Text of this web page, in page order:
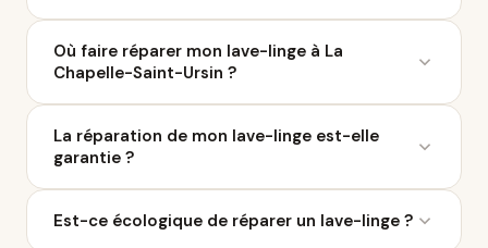
entre 50 et 200 € selon la panne. À La Chapelle-
Saint-Ursin, 11 réparateurs sont référencés sur Ça
Repart. Avec le Bonus Réparation, vous économisez
jusqu'à 0 € chez un professionnel labellisé
QualiRépar.
Où faire réparer mon lave-linge à La
Chapelle-Saint-Ursin ?
Chapelle-Saint-Ursin et dans un rayon de 10 km.
Parcourez la liste ci-dessus pour comparer les avis
Google, les labels QualiRépar, et contacter le
professionnel le plus proche.
La réparation de mon lave-linge est-elle
garantie ?
minimum 3 mois de garantie pièces et main-
Est-ce écologique de réparer un lave-linge ?